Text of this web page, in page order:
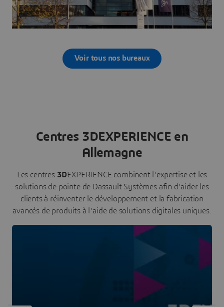
Voir tous nos bureaux
Centres 3DEXPERIENCE en
Allemagne
Les centres 3DEXPERIENCE combinent l'expertise et les
solutions de pointe de Dassault Systèmes afin d'aider les
clients à réinventer le développement et la fabrication
avancés de produits à l'aide de solutions digitales uniques.